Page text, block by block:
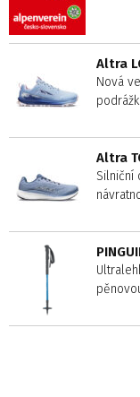
Altra
Nová
Altra
Silniční